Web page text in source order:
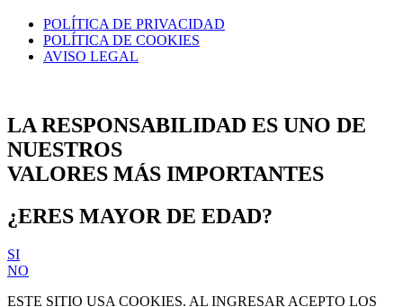
POLÍTICA DE PRIVACIDAD
POLÍTICA DE COOKIES
AVISO LEGAL
LA RESPONSABILIDAD ES UNO DE
NUESTROS
VALORES MÁS IMPORTANTES
¿ERES MAYOR DE EDAD?
SI
NO
ESTE SITIO USA COOKIES. AL INGRESAR ACEPTO LOS